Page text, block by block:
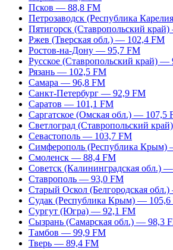
Псков — 88,8 FM
Петрозаводск (Республика
Пятигорск (Ставропольский
Ржев (Тверская обл.) — 102,4 FM
Ростов-на-Дону — 95,7 FM
Русское (Ставропольский край) —
Рязань — 102,5 FM
Самара — 96,8 FM
Санкт-Петербург — 92,9 FM
Саратов — 101,1 FM
Саргатское (Омская обл.) — 107,5
Светлоград (Ставропольский
Севастополь — 103,7 FM
Симферополь (Республика Крым)
Смоленск — 88,4 FM
Советск (Калининградская обл.)
Ставрополь — 93,0 FM
Старый Оскол (Белгородская
Судак (Республика Крым) — 105,6
Сургут (Югра) — 92,1 FM
Сызрань (Самарская обл.) — 98,3
Тамбов — 99,9 FM
Тверь — 89,4 FM